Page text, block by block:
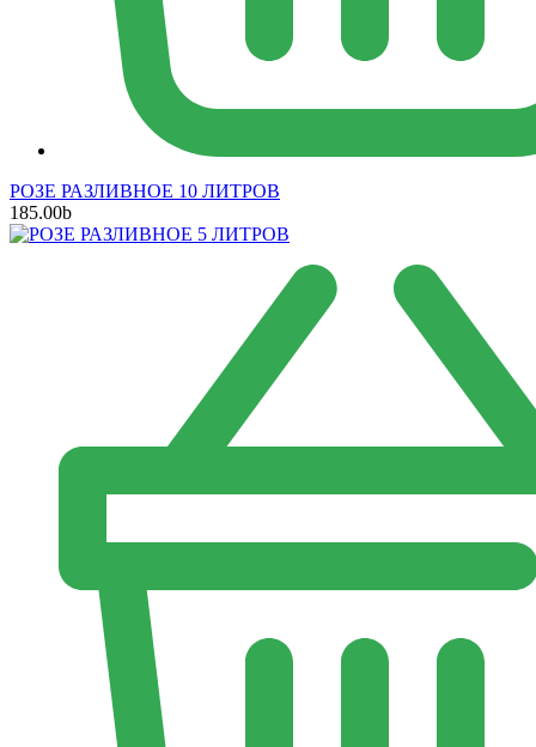
РОЗЕ РАЗЛИВНОЕ 10 ЛИТРОВ
185.00b